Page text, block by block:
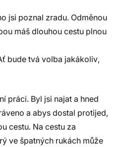
jsi poznal zradu. Odměnou
máš dlouhou cestu plnou
bude tvá volba jakákoliv,
práci. Byl jsi najat a hned
a abys dostal protijed,
cestu. Na cestu za
ve špatných rukách může